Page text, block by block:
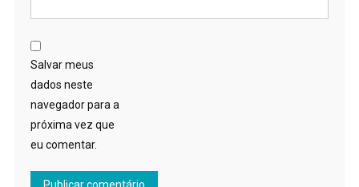
Salvar meus
dados neste
navegador para a
próxima vez que
eu comentar.